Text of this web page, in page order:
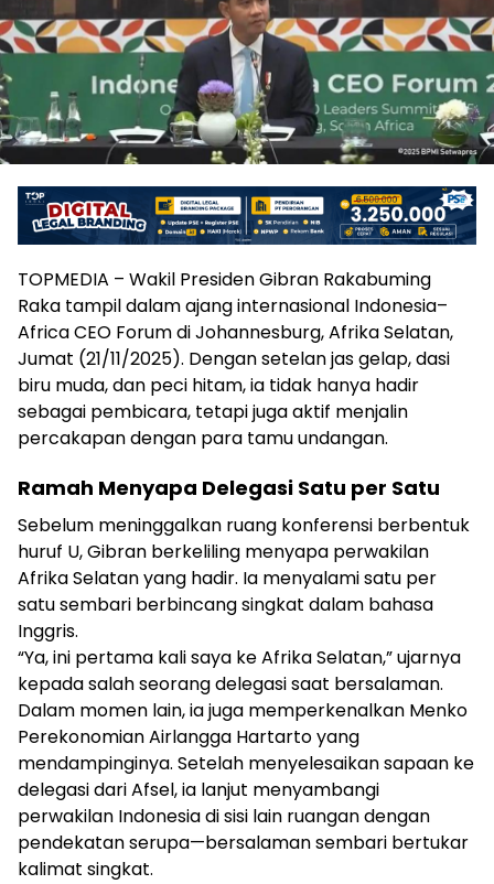
TOPMEDIA – Wakil Presiden Gibran Rakabuming
Raka tampil dalam ajang internasional Indonesia–
Africa CEO Forum di Johannesburg, Afrika Selatan,
Jumat (21/11/2025). Dengan setelan jas gelap, dasi
biru muda, dan peci hitam, ia tidak hanya hadir
sebagai pembicara, tetapi juga aktif menjalin
percakapan dengan para tamu undangan.
Ramah Menyapa Delegasi Satu per Satu
Sebelum meninggalkan ruang konferensi berbentuk
huruf U, Gibran berkeliling menyapa perwakilan
Afrika Selatan yang hadir. Ia menyalami satu per
satu sembari berbincang singkat dalam bahasa
Inggris.
“Ya, ini pertama kali saya ke Afrika Selatan,” ujarnya
kepada salah seorang delegasi saat bersalaman.
Dalam momen lain, ia juga memperkenalkan Menko
Perekonomian Airlangga Hartarto yang
mendampinginya. Setelah menyelesaikan sapaan ke
delegasi dari Afsel, ia lanjut menyambangi
perwakilan Indonesia di sisi lain ruangan dengan
pendekatan serupa—bersalaman sembari bertukar
kalimat singkat.